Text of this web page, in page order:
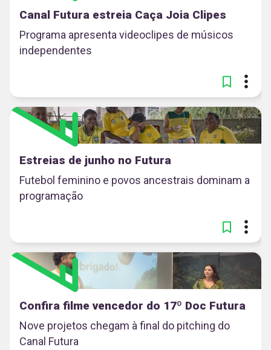
Canal Futura estreia Caça Joia Clipes
Programa apresenta videoclipes de músicos
independentes
Estreias de junho no Futura
Futebol feminino e povos ancestrais dominam a
programação
Confira filme vencedor do 17º Doc Futura
Nove projetos chegam à final do pitching do
Canal Futura